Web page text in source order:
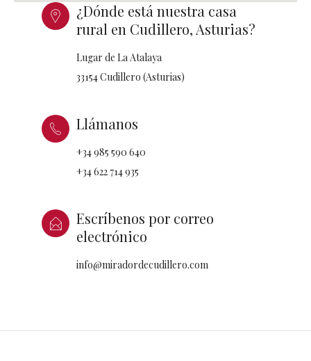
¿Dónde está nuestra casa
rural en Cudillero, Asturias?
Lugar de La Atalaya
33154 Cudillero (Asturias)
Llámanos
+34 985 590 640
+34 622 714 935
Escríbenos por correo
electrónico
info@miradordecudillero.com